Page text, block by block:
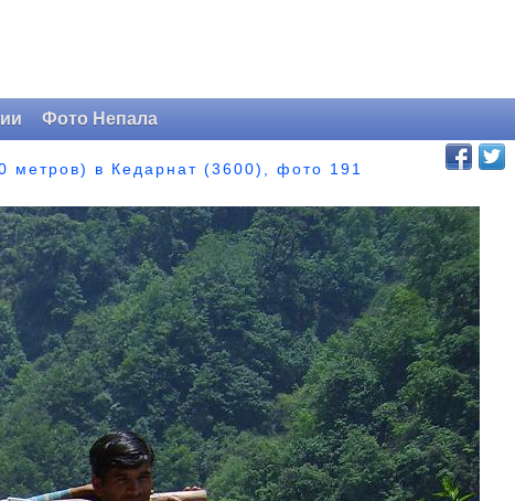
Фото Непала
метров) в Кедарнат (3600), фото 191